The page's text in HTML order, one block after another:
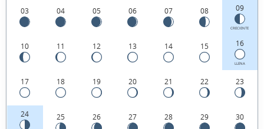
México.
03 04 05 06 07 08 09
CRECIENTE
10 11 12 13 14 15 16
LLENA
17 18 19 20 21 22 23
24 25 26 27 28 29 30